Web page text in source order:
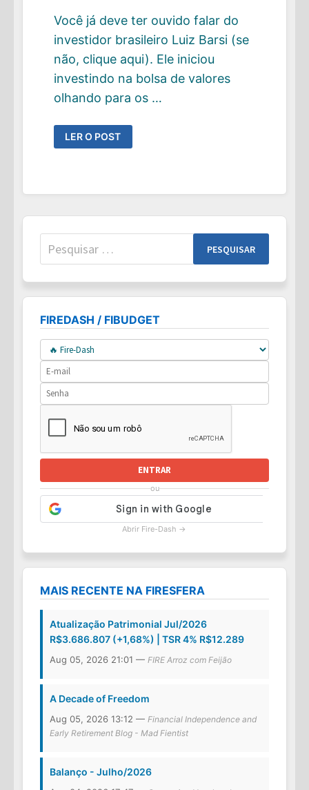
Você já deve ter ouvido falar do
investidor brasileiro Luiz Barsi (se
não, clique aqui). Ele iniciou
investindo na bolsa de valores
olhando para os …
DIVIDENDOS:
UMA
FORMA
PARA
LER O POST
Pesquisar
por:
FIREDASH / FIBUDGET
ENTRAR
ou
Abrir Fire-Dash →
MAIS RECENTE NA FIRESFERA
Atualização Patrimonial Jul/2026
R$3.686.807 (+1,68%) | TSR 4% R$12.289
Aug 05, 2026 21:01 — FIRE Arroz com Feijão
A Decade of Freedom
Aug 05, 2026 13:12 — Financial Independence and
Early Retirement Blog - Mad Fientist
Balanço - Julho/2026